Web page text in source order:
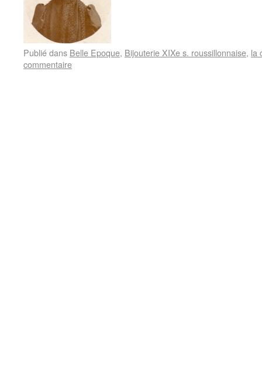
Publié dans Belle Epoque, Bijouterie XIXe s. roussillonnaise, la
commentaire